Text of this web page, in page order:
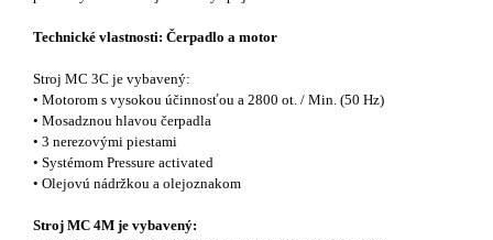
Technické vlastnosti: Čerpadlo a motor
Stroj MC 3C je vybavený:
• Motorom s vysokou účinnosťou a 2800 ot. / Min. (50 Hz)
• Mosadznou hlavou čerpadla
• 3 nerezovými piestami
• Systémom Pressure activated
• Olejovú nádržkou a olejoznakom
Stroj MC 4M je vybavený: